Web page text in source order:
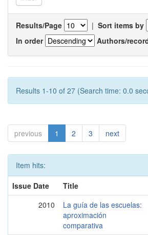
Results/Page | Sort items by
In order
Authors/
Results 1-10 of 27 (Search time: 0.0
previous 1 2 3 next
Item hits:
Issue Date
Title
2010
La guía de las escuelas:
aproximación
comparativa